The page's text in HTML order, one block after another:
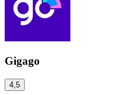
Gigago
4,5